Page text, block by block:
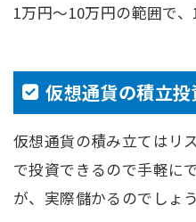
1万円～10万円の範囲で
仮想通貨の積立
仮想通貨の積み立てはリ
で投資できるので手軽に
が、実際儲かるのでしょ